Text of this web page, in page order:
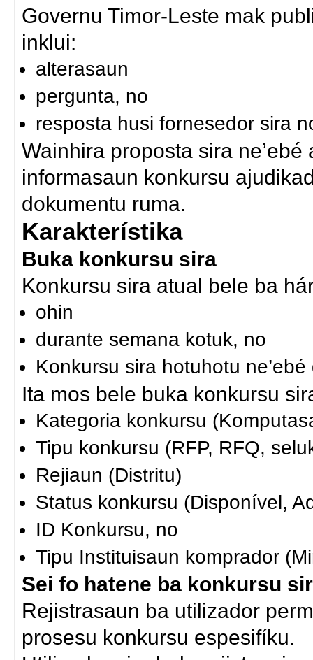
Governu Timor-Leste mak
inklui:
alterasaun
pergunta, no
resposta husi fornesedor sira
Wainhira proposta sira
informasaun konkursu
dokumentu ruma.
Karakterístika
Buka konkursu sira
Konkursu sira atual bele ba
ohin
durante semana kotuk, no
Konkursu sira hotuhotu
Ita mos bele buka konkursu
Kategoria konkursu
Tipu konkursu (RFP, RFQ,
Rejiaun (Distritu)
Status konkursu (Disponível,
ID Konkursu, no
Tipu Instituisaun komprador
Sei fo hatene ba konkursu
Rejistrasaun ba utilizador
prosesu konkursu espesifíku.